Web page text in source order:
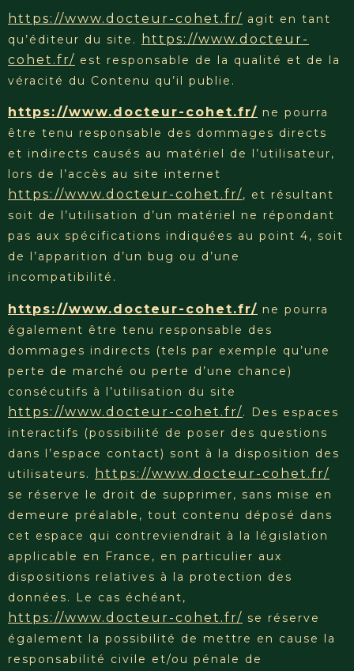
https://www.docteur-cohet.fr/ agit en tant
qu’éditeur du site.
https://www.docteur-
cohet.fr/ est responsable de la qualité et de la
véracité du Contenu qu’il publie.
https://www.docteur-cohet.fr/ ne pourra
être tenu responsable des dommages directs
et indirects causés au matériel de l’utilisateur,
lors de l’accès au site internet
https://www.docteur-cohet.fr/, et résultant
soit de l’utilisation d’un matériel ne répondant
pas aux spécifications indiquées au point 4, soit
de l’apparition d’un bug ou d’une
incompatibilité.
https://www.docteur-cohet.fr/ ne pourra
également être tenu responsable des
dommages indirects (tels par exemple qu’une
perte de marché ou perte d’une chance)
consécutifs à l’utilisation du site
https://www.docteur-cohet.fr/. Des espaces
interactifs (possibilité de poser des questions
dans l’espace contact) sont à la disposition des
utilisateurs.
https://www.docteur-cohet.fr/
se réserve le droit de supprimer, sans mise en
demeure préalable, tout contenu déposé dans
cet espace qui contreviendrait à la législation
applicable en France, en particulier aux
dispositions relatives à la protection des
données. Le cas échéant,
https://www.docteur-cohet.fr/ se réserve
également la possibilité de mettre en cause la
responsabilité civile et/ou pénale de